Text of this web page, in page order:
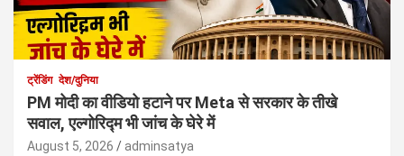
ट्रेंडिंग देश/दुनिया
PM मोदी का वीडियो हटाने पर Meta से सरकार के तीखे
सवाल, एल्गोरिद्म भी जांच के घेरे में
August 5, 2026 adminsatya